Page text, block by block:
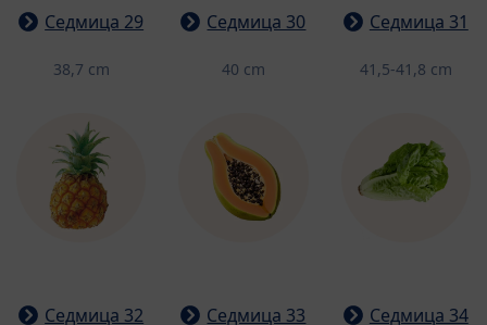
Седмица 29
38,7 cm
Седмица 30
40 cm
Седмица 31
41,5-41,8 cm
Седмица 32 Седмица 33 Седмица 34